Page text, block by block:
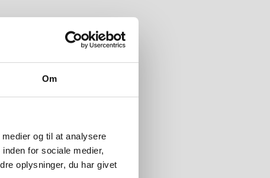
Om
og til at analysere
for sociale medier,
oplysninger, du har givet
oppakning og varme